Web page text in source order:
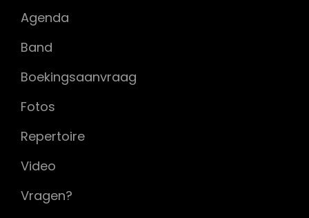
Agenda
Band
Boekingsaanvraag
Fotos
Repertoire
Video
Vragen?